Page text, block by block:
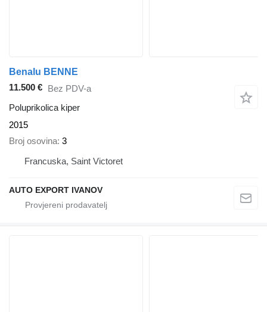
Benalu BENNE
11.500 € Bez PDV-a
Poluprikolica kiper
2015
Broj osovina 3
Francuska, Saint Victoret
AUTO EXPORT IVANOV